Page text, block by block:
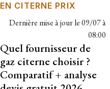
EN CITERNE PRIX
Dernière mise à jour le09/07 à
08:00
Quel fournisseur de
gaz citerne choisir ?
Comparatif + analyse